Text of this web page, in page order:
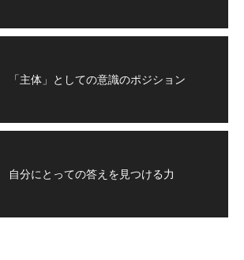
「主体」としての意識のポジション
自分にとっての答えを見つける力